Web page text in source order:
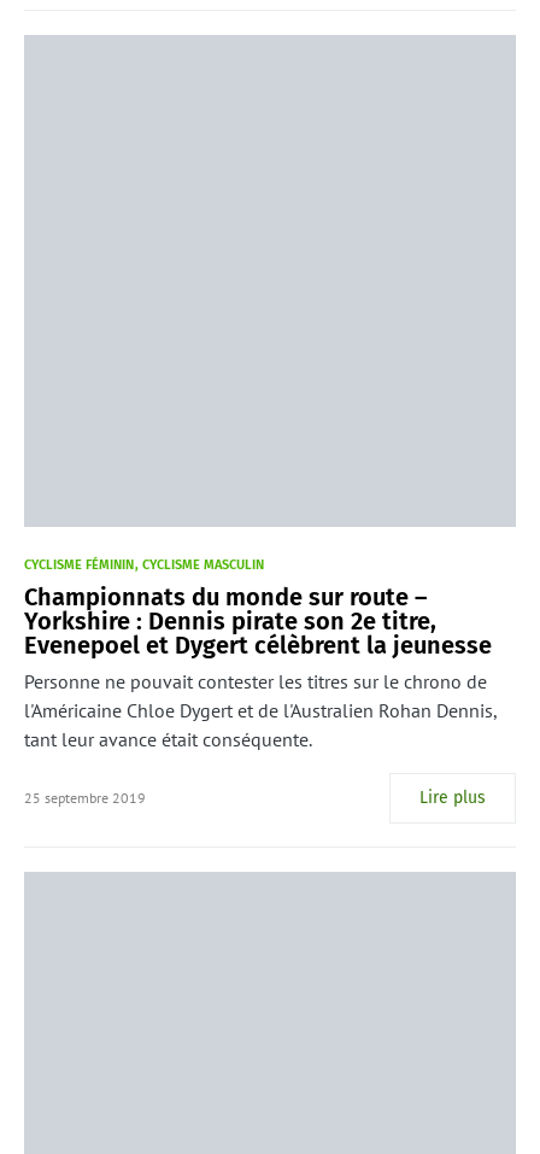
CYCLISME FÉMININ CYCLISME MASCULIN
Championnats du monde sur route –
Yorkshire : Dennis pirate son 2e titre,
Evenepoel et Dygert célèbrent la jeunesse
Personne ne pouvait contester les titres sur le chrono de
l'Américaine Chloe Dygert et de l'Australien Rohan Dennis,
tant leur avance était conséquente.
25 septembre 2019 Lire plus